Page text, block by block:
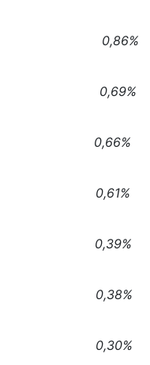
0,86%
0,69%
0,66%
0,61%